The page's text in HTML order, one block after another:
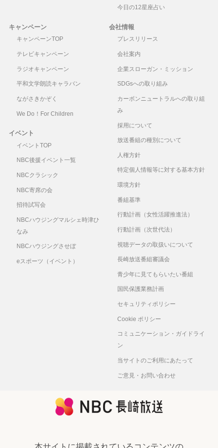
今日の12星座占い
キャンペーン
キャンペーンTOP
テレビキャンペーン
ラジオキャンペーン
平和文学朗読キャラバン
ながさきかぞく
We Do！For Children
イベント
イベントTOP
NBC後援イベント一覧
NBCクラシック
NBC寄席の会
招待試写会
NBCハウジングマルシェ時津ひ
なみ
NBCハウジングさせぼ
eスポーツ（イベント）
会社情報
プレスリリース
会社案内
企業スローガン・ミッション
SDGsへの取り組み
カーボンニュートラルへの取り組
み
採用について
放送番組の種別について
人権方針
特定個人情報等に対する基本方針
環境方針
番組基準
行動計画（女性活躍推進法）
行動計画（次世代法）
視聴データの取扱いについて
長崎放送番組審議会
青少年に見てもらいたい番組
国民保護業務計画
セキュリティポリシー
Cookie ポリシー
コミュニケーション・ガイドライ
ン
当サイトのご利用にあたって
ご意見・お問い合わせ